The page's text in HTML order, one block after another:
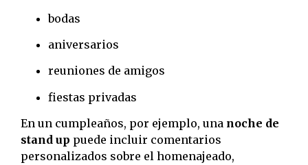
bodas
aniversarios
reuniones de amigos
fiestas privadas
En un cumpleaños, por ejemplo, una noche de
stand up puede incluir comentarios
personalizados sobre el homenajeado,